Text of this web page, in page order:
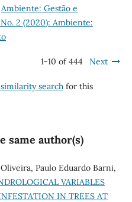
Ambiente: Gestão e
2 (2020): Ambiente:
1-10 of 444 Next
searchfor this
same author(s)
Paulo Eduardo Barni,
VARIABLES
IN TREES AT